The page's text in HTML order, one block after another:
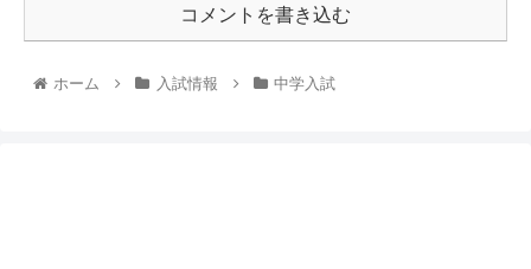
コメントを書き込む
ホーム 入試情報 中学入試